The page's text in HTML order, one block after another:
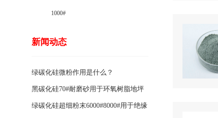
1000#
新闻动态
绿碳化硅微粉作用是什么？
黑碳化硅70#耐磨砂用于环氧树脂地坪
骨料的特点有哪些？
绿碳化硅超细粉末6000#8000#用于绝缘